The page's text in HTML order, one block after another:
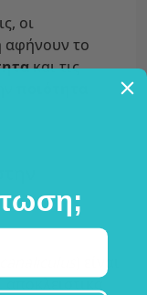
οι
αφήνουν το
και τις